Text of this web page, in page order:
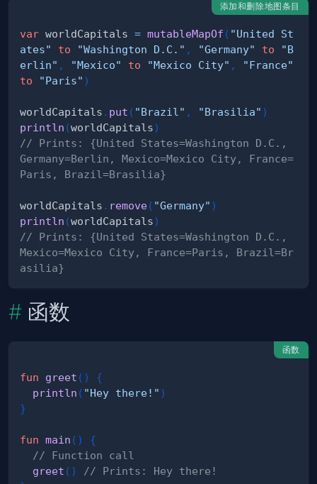
添加和删除地图条目
var worldCapitals = mutableMapOf ( "United St
ates"
to "Washington D.C." , "Germany" to
"B
erlin" , "Mexico" to "Mexico City" ,
"France"
to
"Paris" )
worldCapitals . put ( "Brazil" , "Brasilia" )
println (worldCapitals)
// Prints: {United States=Washington D.C.,
Germany=Berlin, Mexico=Mexico City, France=
Paris, Brazil=Brasilia}
worldCapitals . remove( "Germany" )
println (worldCapitals)
// Prints: {United States=Washington D.C.,
Mexico=Mexico City, France=Paris, Brazil=Br
asilia}
函数
函数
fun greet ( )
{
println ( "Hey there!" )
}
fun main ( )
{
// Function call
greet ( )
// Prints: Hey there!